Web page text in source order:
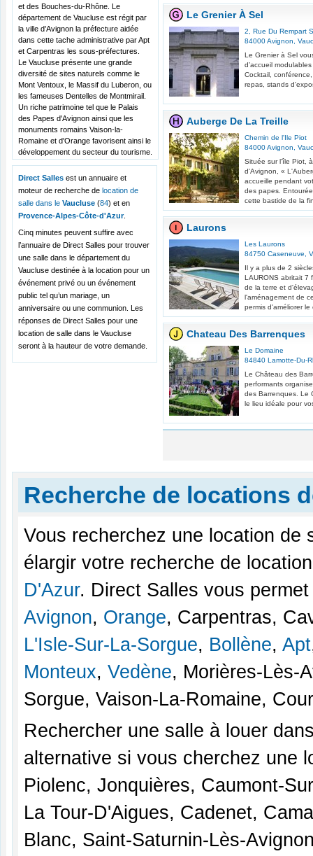
et des Bouches-du-Rhône. Le
département de Vaucluse est régit par
la ville d’Avignon la préfecture aidée
dans cette tache administrative par Apt
et Carpentras les sous-préfectures.
Le Vaucluse présente une grande
diversité de sites naturels comme le
Mont Ventoux, le Massif du Luberon, ou
les fameuses Dentelles de Montmirail.
Un riche patrimoine tel que le Palais
des Papes d'Avignon ainsi que les
monuments romains Vaison-la-
Romaine et d'Orange favorisent ainsi le
développement du secteur du tourisme.
Direct Salles est un annuaire et
moteur de recherche de location de
salle dans le Vaucluse (84) et en
Provence-Alpes-Côte-d'Azur.
Cinq minutes peuvent suffire avec
l’annuaire de Direct Salles pour trouver
une salle dans le département du
Vaucluse destinée à la location pour un
événement privé ou un événement
public tel qu’un mariage, un
anniversaire ou une communion. Les
réponses de Direct Salles pour une
location de salle dans le Vaucluse
seront à la hauteur de votre demande.
Le Grenier À Sel
2, Rue Du Rempart
84000Avignon
Le Grenier à Sel
d’accueil
Cocktail,
repas, stands
Auberge De La Treille
Chemin de l'Ile Piot
84000Avignon
Située sur l'île Piot,
d'Avignon, «
accueille pendant
des papes.
cette bastide de la
Laurons
Les Laurons
84750 Caseneuve
Il y a plus de 2
LAURONS abritait 7
de la terre et
l'aménagement de
permis d'améliorer
Chateau Des Barrenques
Le Domaine
84840 Lamotte-Du-
Le Château des
performants
des Barrenques. Le
le lieu idéale pour
Recherche de locations
Vous recherchez une location de
élargir votre recherche de
D'Azur. Direct Salles vous
Avignon, Orange, Carpentras,
L'Isle-Sur-La-Sorgue, Bollène, Apt
Monteux, Vedène, Morières-Lès-
Sorgue, Vaison-La-Romaine,
Rechercher une salle à louer
alternative si vous cherchez une
Piolenc, Jonquières, Caumont-
La Tour-D'Aigues, Cadenet,
Blanc, Saint-Saturnin-Lès-